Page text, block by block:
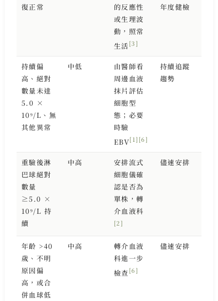
復正常
的反應性
或生理波
動，照常
生活[3]
年度健檢
持續偏
高、絕對
數量未達
5.0 ×
10⁹/L、無
其他異常
中低
由醫師看
周邊血液
抹片評估
細胞型
態；必要
時驗
EBV[1] [6]
持續追蹤
趨勢
重驗後淋
巴球絕對
數量
≥5.0 ×
10⁹/L 持
續
中高
安排流式
細胞儀確
認是否為
單株，轉
介血液科
[2]
儘速安排
年齡 >40
歲、不明
原因偏
高，或合
併血球低
中高
轉介血液
科進一步
檢查 [6]
儘速安排